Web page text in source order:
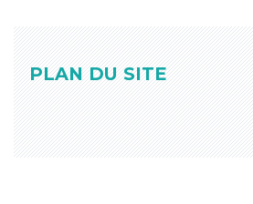
PLAN DU SITE